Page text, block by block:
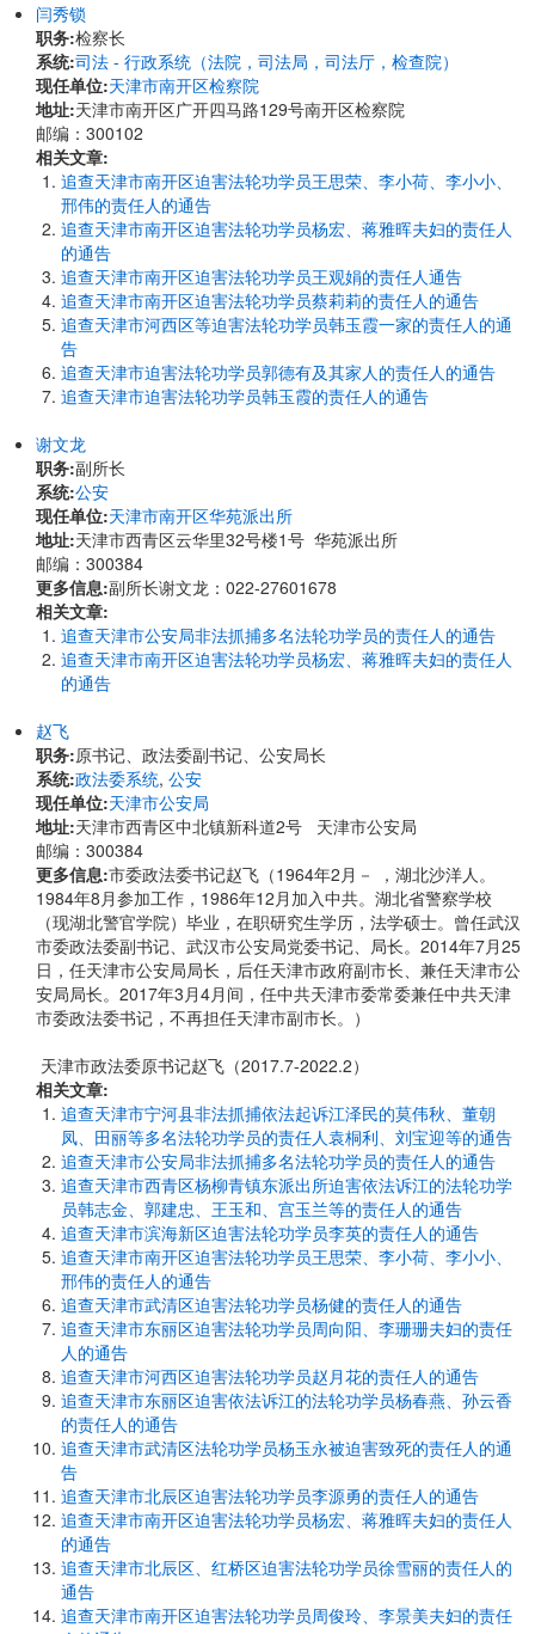
闫秀锁
职务:检察长
系统:司法 - 行政系统（法院，司法局，司法厅，检查院）
现任单位:天津市南开区检察院
地址:天津市南开区广开四马路129号南开区检察院
邮编：300102
相关文章:
追查天津市南开区迫害法轮功学员王思荣、李小荷、李小小、
邢伟的责任人的通告
追查天津市南开区迫害法轮功学员杨宏、蒋雅晖夫妇的责任人
的通告
追查天津市南开区迫害法轮功学员王观娟的责任人通告
追查天津市南开区迫害法轮功学员蔡莉莉的责任人的通告
追查天津市河西区等迫害法轮功学员韩玉霞一家的责任人的通
告
追查天津市迫害法轮功学员郭德有及其家人的责任人的通告
追查天津市迫害法轮功学员韩玉霞的责任人的通告
谢文龙
职务:副所长
系统:公安
现任单位:天津市南开区华苑派出所
地址:天津市西青区云华里32号楼1号 华苑派出所
邮编：300384
更多信息:副所长谢文龙：022-27601678
相关文章:
追查天津市公安局非法抓捕多名法轮功学员的责任人的通告
追查天津市南开区迫害法轮功学员杨宏、蒋雅晖夫妇的责任人
的通告
赵飞
职务:原书记、政法委副书记、公安局长
系统:政法委系统, 公安
现任单位:天津市公安局
地址:天津市西青区中北镇新科道2号 天津市公安局
邮编：300384
更多信息:市委政法委书记赵飞（1964年2月－ ，湖北沙洋人。
1984年8月参加工作，1986年12月加入中共。湖北省警察学校
（现湖北警官学院）毕业，在职研究生学历，法学硕士。曾任武汉
市委政法委副书记、武汉市公安局党委书记、局长。2014年7月25
日，任天津市公安局局长，后任天津市政府副市长、兼任天津市公
安局局长。2017年3月4月间，任中共天津市委常委兼任中共天津
市委政法委书记，不再担任天津市副市长。）
天津市政法委原书记赵飞（2017.7-2022.2）
相关文章:
追查天津市宁河县非法抓捕依法起诉江泽民的莫伟秋、董朝
凤、田丽等多名法轮功学员的责任人袁桐利、刘宝迎等的通告
追查天津市公安局非法抓捕多名法轮功学员的责任人的通告
追查天津市西青区杨柳青镇东派出所迫害依法诉江的法轮功学
员韩志金、郭建忠、王玉和、宫玉兰等的责任人的通告
追查天津市滨海新区迫害法轮功学员李英的责任人的通告
追查天津市南开区迫害法轮功学员王思荣、李小荷、李小小、
邢伟的责任人的通告
追查天津市武清区迫害法轮功学员杨健的责任人的通告
追查天津市东丽区迫害法轮功学员周向阳、李珊珊夫妇的责任
人的通告
追查天津市河西区迫害法轮功学员赵月花的责任人的通告
追查天津市东丽区迫害依法诉江的法轮功学员杨春燕、孙云香
的责任人的通告
追查天津市武清区法轮功学员杨玉永被迫害致死的责任人的通
告
追查天津市北辰区迫害法轮功学员李源勇的责任人的通告
追查天津市南开区迫害法轮功学员杨宏、蒋雅晖夫妇的责任人
的通告
追查天津市北辰区、红桥区迫害法轮功学员徐雪丽的责任人的
通告
追查天津市南开区迫害法轮功学员周俊玲、李景美夫妇的责任